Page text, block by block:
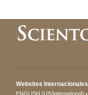
Websites Internacionales
ENGLISH (US/International)